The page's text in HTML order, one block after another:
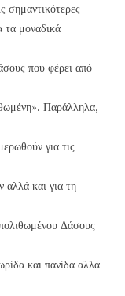
σημαντικότερες
τα μοναδικά
που φέρει από
Παράλληλα,
για τις
αλλά και για τη
Δάσους
και πανίδα αλλά